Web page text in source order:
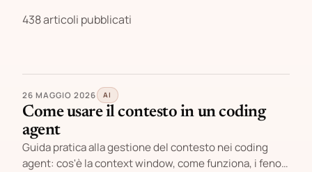
438 articoli pubblicati
26 MAGGIO 2026 AI
Come usare il contesto in un coding
agent
Guida pratica alla gestione del contesto nei coding
agent: cos'è la context window, come funziona, i feno…